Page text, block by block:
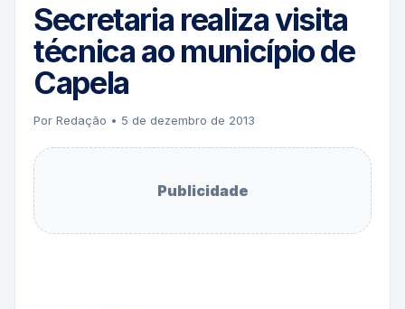
Secretaria realiza visita
técnica ao município de
Capela
Por Redação • 5 de dezembro de 2013
Publicidade